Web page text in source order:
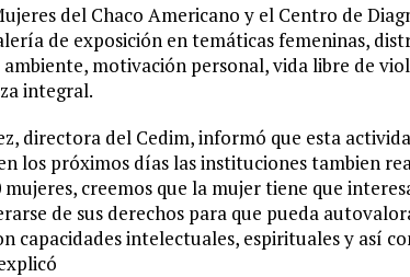
del Chaco Americano y el Centro de
de exposición en temáticas femeninas,
ambiente, motivación personal, vida libre de
integral.
directora del Cedim, informó que esta
los próximos días las instituciones tambien
creemos que la mujer tiene que
de sus derechos para que pueda
capacidades intelectuales, espirituales y así